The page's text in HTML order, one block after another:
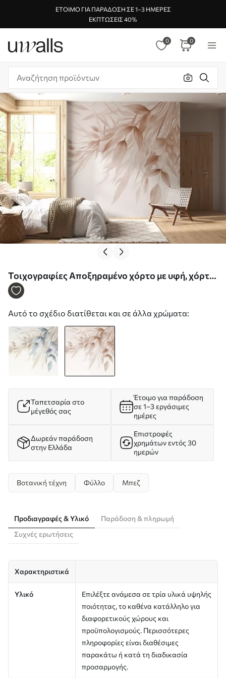
ΈΤΟΙΜΟ ΓΙΑ ΠΑΡΆΔΟΣΗ ΣΕ 1–3 ΗΜΈΡΕΣ
ΕΚΠΤΏΣΕΙΣ 40%
0 0
Τοιχογραφίες Αποξηραμένο χόρτο με υφή, χόρτο
πάμπας και φύλλα, ζωγραφισμένα σε απαλό στυλ
Αυτό το σχέδιο διατίθεται και σε άλλα χρώματα:
Ταπετσαρία στο
μέγεθός σας
Έτοιμο για παράδοση
σε 1–3 εργάσιμες
ημέρες
Δωρεάν παράδοση
στην Ελλάδα
Επιστροφές
χρημάτων εντός 30
ημερών
Βοτανική τέχνη Φύλλο Μπεζ
Προδιαγραφές & Υλικό
Παράδοση & πληρωμή
Συχνές ερωτήσεις
Χαρακτηριστικά
Υλικό
Επιλέξτε ανάμεσα σε τρία υλικά υψηλής
ποιότητας, το καθένα κατάλληλο για
διαφορετικούς χώρους και
προϋπολογισμούς. Περισσότερες
πληροφορίες είναι διαθέσιμες
παρακάτω ή κατά τη διαδικασία
προσαρμογής.